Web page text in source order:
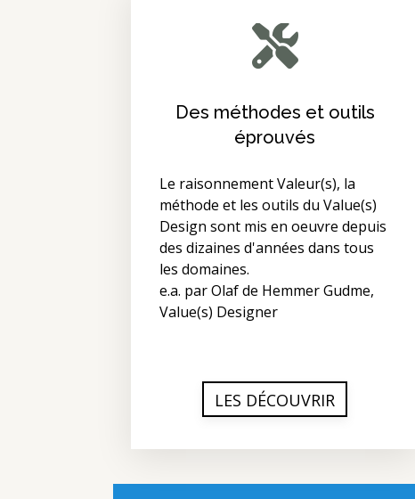
Des méthodes et outils
éprouvés
Le raisonnement Valeur(s), la
méthode et les outils du Value(s)
Design sont mis en oeuvre depuis
des dizaines d'années dans tous
les domaines.
e.a. par Olaf de Hemmer Gudme,
Value(s) Designer
LES DÉCOUVRIR